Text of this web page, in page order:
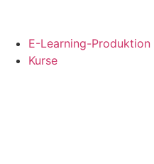
E-Learning-Produktion
Kurse